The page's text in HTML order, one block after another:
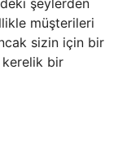
şeylerden
müşterileri
sizin için bir
bir